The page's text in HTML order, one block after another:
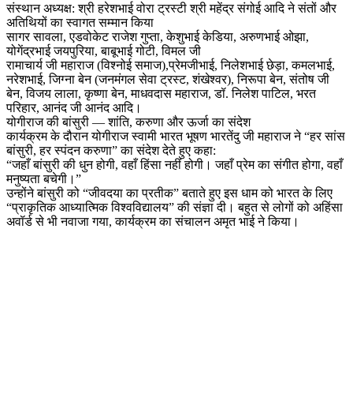
संस्थान अध्यक्ष: श्री हरेशभाई वोरा ट्रस्टी श्री महेंद्र संगोई आदि ने संतों और
अतिथियों का स्वागत सम्मान किया
सागर सावला, एडवोकेट राजेश गुप्ता, केशुभाई केडिया, अरुणभाई ओझा,
योगेंद्रभाई जयपुरिया, बाबूभाई गोटी, विमल जी
रामाचार्य जी महाराज (विश्नोई समाज),प्रेमजीभाई, निलेशभाई छेड़ा, कमलभाई,
नरेशभाई, जिग्ना बेन (जनमंगल सेवा ट्रस्ट, शंखेश्वर), निरूपा बेन, संतोष जी
बेन, विजय लाला, कृष्णा बेन, माधवदास महाराज, डॉ. निलेश पाटिल, भरत
परिहार, आनंद जी आनंद आदि।
योगीराज की बांसुरी — शांति, करुणा और ऊर्जा का संदेश
कार्यक्रम के दौरान योगीराज स्वामी भारत भूषण भारतेंदु जी महाराज ने “हर सांस
बांसुरी, हर स्पंदन करुणा” का संदेश देते हुए कहा:
“जहाँ बांसुरी की धुन होगी, वहाँ हिंसा नहीं होगी। जहाँ प्रेम का संगीत होगा, वहाँ
मनुष्यता बचेगी।”
उन्होंने बांसुरी को “जीवदया का प्रतीक” बताते हुए इस धाम को भारत के लिए
“प्राकृतिक आध्यात्मिक विश्वविद्यालय” की संज्ञा दी। बहुत से लोगों को अहिंसा
अवॉर्ड से भी नवाजा गया, कार्यक्रम का संचालन अमृत भाई ने किया।